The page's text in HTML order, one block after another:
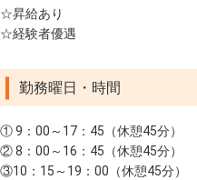
☆昇給あり
☆経験者優遇
勤務曜日・時間
① 9：00～17：45（休憩45分）
② 8：00～16：45（休憩45分）
③10：15～19：00（休憩45分）